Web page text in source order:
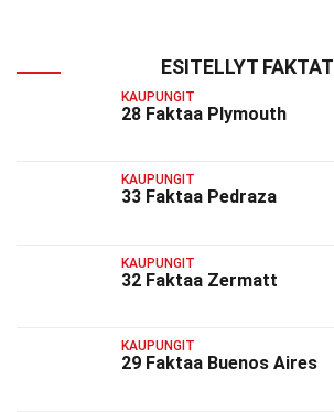
ESITELLYT FAKTAT
KAUPUNGIT
28 Faktaa Plymouth
KAUPUNGIT
33 Faktaa Pedraza
KAUPUNGIT
32 Faktaa Zermatt
KAUPUNGIT
29 Faktaa Buenos Aires